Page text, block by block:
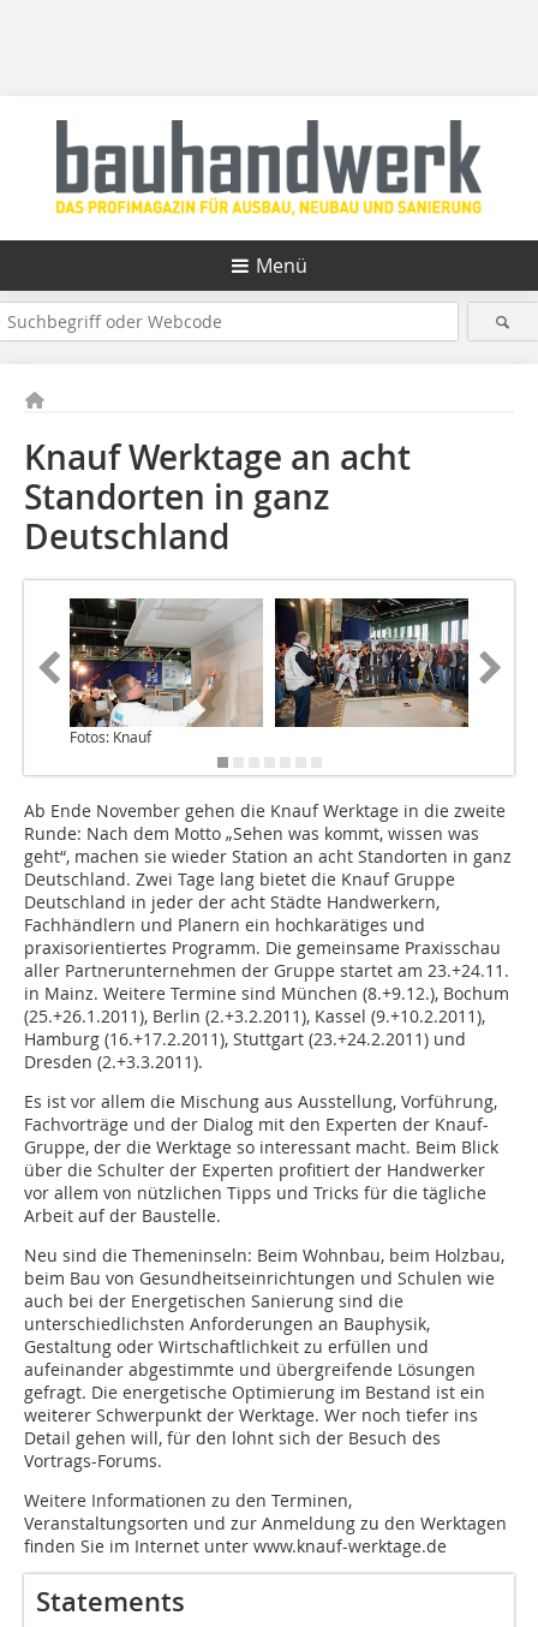
Menü
Knauf Werktage an acht
Standorten in ganz
Deutschland
Fotos: Knauf
Ab Ende November gehen die Knauf Werktage in die zweite
Runde: Nach dem Motto „Sehen was kommt, wissen was
geht“, machen sie wieder Station an acht Standorten in ganz
Deutschland. Zwei Tage lang bietet die Knauf Gruppe
Deutschland in jeder der acht Städte Handwerkern,
Fachhändlern und Planern ein hochkarätiges und
praxisorientiertes Programm. Die gemeinsame Praxisschau
aller Partnerunternehmen der Gruppe startet am 23.+24.11.
in Mainz. Weitere Termine sind München (8.+9.12.), Bochum
(25.+26.1.2011), Berlin (2.+3.2.2011), Kassel (9.+10.2.2011),
Hamburg (16.+17.2.2011), Stuttgart (23.+24.2.2011) und
Dresden (2.+3.3.2011).
Es ist vor allem die Mischung aus Ausstellung, Vorführung,
Fachvorträge und der Dialog mit den Experten der Knauf-
Gruppe, der die Werktage so interessant macht. Beim Blick
über die Schulter der Experten profitiert der Handwerker
vor allem von nützlichen Tipps und Tricks für die tägliche
Arbeit auf der Baustelle.
Neu sind die Themeninseln: Beim Wohnbau, beim Holzbau,
beim Bau von Gesundheitseinrichtungen und Schulen wie
auch bei der Energetischen Sanierung sind die
unterschiedlichsten Anforderungen an Bauphysik,
Gestaltung oder Wirtschaftlichkeit zu erfüllen und
aufeinander abgestimmte und übergreifende Lösungen
gefragt. Die energetische Optimierung im Bestand ist ein
weiterer Schwerpunkt der Werktage. Wer noch tiefer ins
Detail gehen will, für den lohnt sich der Besuch des
Vortrags-Forums.
Weitere Informationen zu den Terminen,
Veranstaltungsorten und zur Anmeldung zu den Werktagen
finden Sie im Internet unter www.knauf-werktage.de
Statements